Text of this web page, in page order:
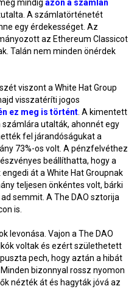
mindig azon a számlán
A számlatörténetét
egy érdekességet. Az
az Ethereum Classicot
Talán nem minden önérdek
viszont a White Hat Group
visszatéríti jogos
ez meg is történt . A kimentett
számlára utalták, ahonnét egy
fel járandóságukat a
73%-os volt. A pénzfelvéthez
beállíthatta, hogy a
át a White Hat Groupnak
teljesen önkéntes volt, bárki
semmit. A The DAO sztorija
is.
levonása. Vajon a The DAO
voltak és ezért születhetett
pech, hogy aztán a hibát
bizonnyal rossz nyomon
nézték át és hagyták jóvá az